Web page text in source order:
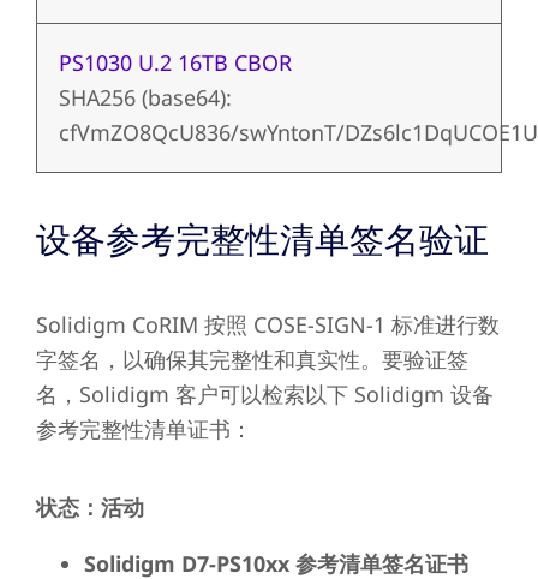
PS1030 U.2 16TB CBOR
SHA256 (base64):
cfVmZO8QcU836/swYntonT/
设备参考完整性清单签名验证
Solidigm CoRIM 按照 COSE-SIGN-1 标准进行数
字签名，以确保其完整性和真实性。要验证签
名，Solidigm 客户可以检索以下 Solidigm 设备
参考完整性清单证书：
状态：活动
Solidigm D7-PS10xx 参考清单签名证书